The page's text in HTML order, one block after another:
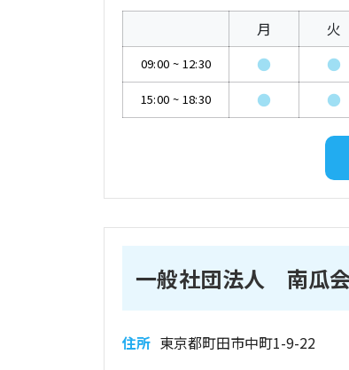
月 火
09:00 ~ 12:30 ● ●
15:00 ~ 18:30 ● ●
一般社団法人 南瓜
住所 東京都町田市中町1-9-22